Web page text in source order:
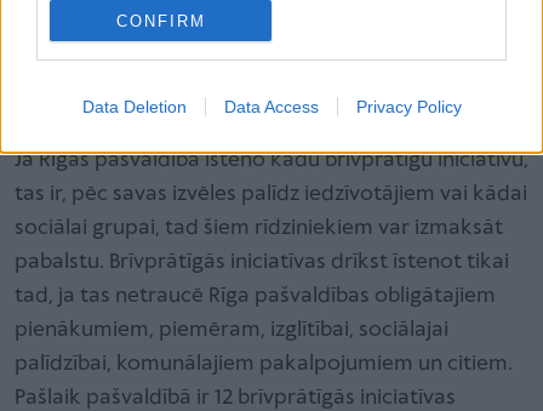
CONFIRM
Data Deletion Data Access Privacy Policy
esošajiem noteikumiem tiek izslēgts regulējums par
pabalstu par aizbildņa pienākumu pildīšanu.
Kas ir brīvprātīgās iniciatīvas pabalsts
Ja Rīgas pašvaldība īsteno kādu brīvprātīgu iniciatīvu,
tas ir, pēc savas izvēles palīdz iedzīvotājiem vai kādai
sociālai grupai, tad šiem rīdziniekiem var izmaksāt
pabalstu. Brīvprātīgās iniciatīvas drīkst īstenot tikai
tad, ja tas netraucē Rīga pašvaldības obligātajiem
pienākumiem, piemēram, izglītībai, sociālajai
palīdzībai, komunālajiem pakalpojumiem un citiem.
Pašlaik pašvaldībā ir 12 brīvprātīgās iniciatīvas